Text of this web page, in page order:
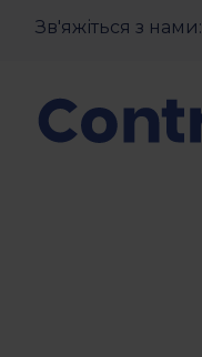
Зв'яжіться з нами: